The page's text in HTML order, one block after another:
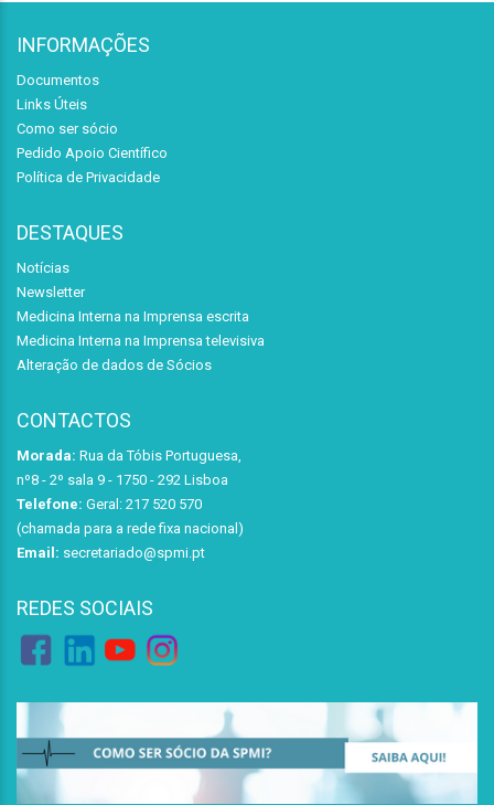
INFORMAÇÕES
Documentos
Links Úteis
Como ser sócio
Pedido Apoio Científico
Política de Privacidade
DESTAQUES
Notícias
Newsletter
Medicina Interna na Imprensa escrita
Medicina Interna na Imprensa televisiva
Alteração de dados de Sócios
CONTACTOS
Morada: Rua da Tóbis Portuguesa,
nº8 - 2º sala 9 - 1750 - 292 Lisboa
Telefone: Geral: 217 520 570
(chamada para a rede fixa nacional)
Email: secretariado@spmi.pt
REDES SOCIAIS